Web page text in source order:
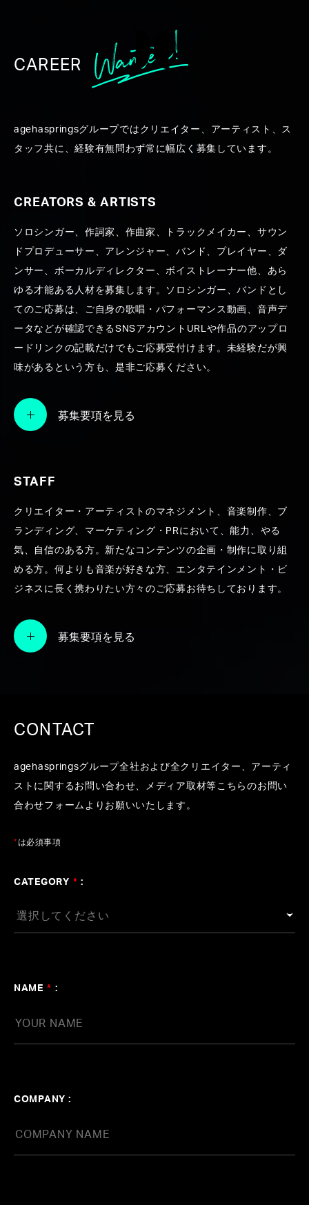
2015年 agehasprings10周年記
念ライブイベント
between sounds〜
#Live Produce #Aimer #Technology
#モーション
キャプチャ
#JUJU #back number
#ゆず
#3DCG
OVERVIEW
agehasprings設立10周年を記念し、ゆず、
JUJU、back number、Aimerなど
演するライブイベント『Synapples2.0 〜
no border between sounds〜』を主催
プチュアルライブ
2015年2月7日、豊洲PITにて最新の映像
技術×音楽ライブイベントを開催
ビ「NEWS ZERO」をはじめ様々なメデ
CAREER
agehaspringsグループではクリエイター、アーティスト、ス
タッフ共に、経験有無問わず常に幅広く募集しています。
CREATORS & ARTISTS
ソロシンガー、作詞家、作曲家、トラックメイカー、サウン
ドプロデューサー、アレンジャー、バンド、プレイヤー、ダ
ンサー、ボーカルディレクター、ボイストレーナー他、あら
ゆる才能ある人材を募集します。ソロシンガー、バンドとし
てのご応募は、ご自身の歌唱・パフォーマンス動画、音声デ
ータなどが確認できるSNSアカウントURLや作品のアップロ
ードリンクの記載だけでもご応募受付けます。未経験だが興
味があるという方も、是非ご応募ください。
募集要項を見る
STAFF
クリエイター・アーティストのマネジメント、音楽制作、ブ
ランディング、マーケティング・PRにおいて、能力、やる
気、自信のある方。新たなコンテンツの企画・制作に取り組
める方。何よりも音楽が好きな方、エンタテインメント・ビ
ジネスに長く携わりたい方々のご応募お待ちしております。
募集要項を見る
CONTACT
agehaspringsグループ全社および全クリエイター、アーティ
ストに関するお問い合わせ、メディア取材等こちらのお問い
合わせフォームよりお願いいたします。
*は必須事項
CATEGORY * :
NAME * :
COMPANY :